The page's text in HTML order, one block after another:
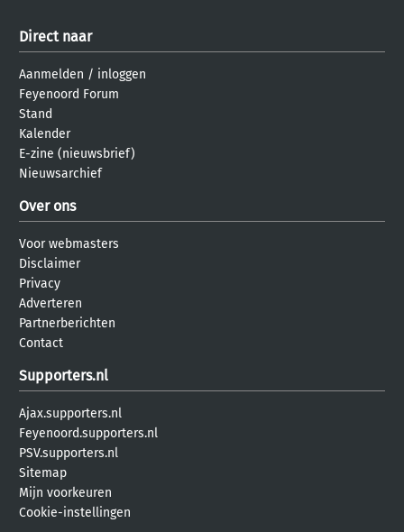
Direct naar
Aanmelden / inloggen
Feyenoord Forum
Stand
Kalender
E-zine (nieuwsbrief)
Nieuwsarchief
Over ons
Voor webmasters
Disclaimer
Privacy
Adverteren
Partnerberichten
Contact
Supporters.nl
Ajax.supporters.nl
Feyenoord.supporters.nl
PSV.supporters.nl
Sitemap
Mijn voorkeuren
Cookie-instellingen